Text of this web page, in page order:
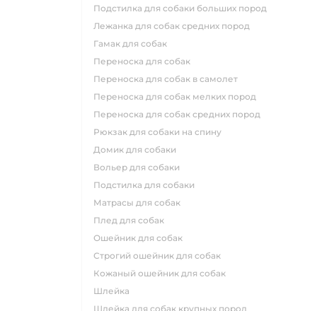
подстилка для собаки больших пород
лежанка для собак средних пород
гамак для собак
переноска для собак
переноска для собак в самолет
переноска для собак мелких пород
переноска для собак средних пород
рюкзак для собаки на спину
домик для собаки
вольер для собаки
подстилка для собаки
матрасы для собак
плед для собак
ошейник для собак
строгий ошейник для собак
кожаный ошейник для собак
шлейка
шлейка для собак крупных пород